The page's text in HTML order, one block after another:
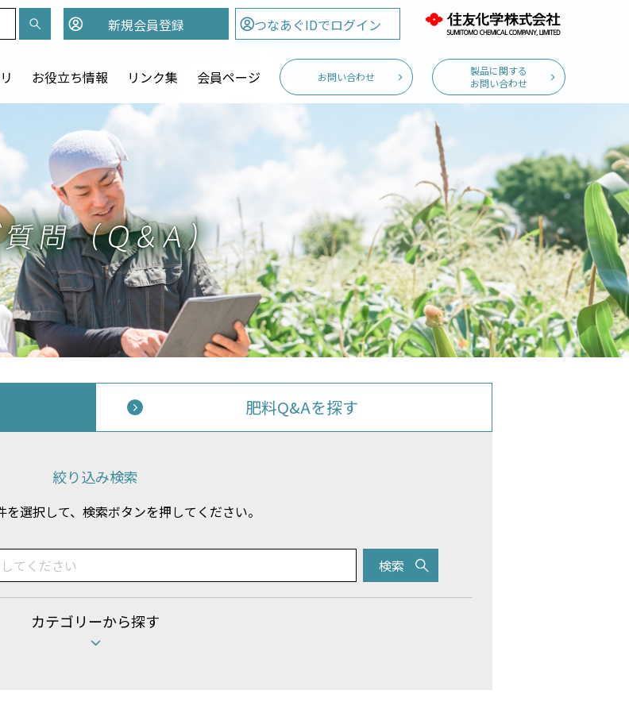
新規会員登録 つなあぐIDでログイン
お役立ち情報 リンク集 会員ページ お問い合わせ
製品に関する
お問い合わせ
肥料Q&Aを探す
絞り込み検索
を選択して、検索ボタンを押してください。
カテゴリーから探す